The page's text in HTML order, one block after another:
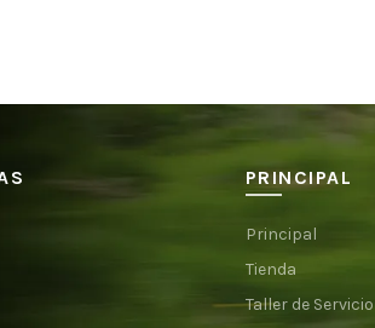
PRINCIPAL
Principal
Tienda
Taller de Servicio